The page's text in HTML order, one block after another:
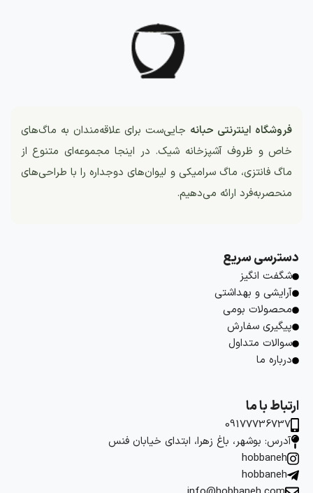
فروشگاه اینترنتی حبانه جایی‌ست برای علاقه‌مندان به ماگ‌های
خاص و ظروف آشپزخانه شیک. در اینجا مجموعه‌ای متنوع از
ماگ فانتزی، ماگ سرامیکی و لیوان‌های دوجداره را با طراحی‌های
منحصربه‌فرد ارائه می‌دهیم.
دسترسی سریع
شگفت انگیز
آرایشی و بهداشتی
محصولات بومی
پیگیری سفارش
سوالات متداول
درباره ما
ارتباط با ما
09177736737
آدرس: بوشهر، باغ زهرا، ابتدای خیابان فنس
hobbaneh
hobbaneh